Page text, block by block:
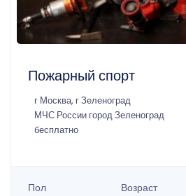
Пожарный спорт
г Москва, г Зеленоград
МЧС России город Зеленоград
бесплатно
Пол Возраст